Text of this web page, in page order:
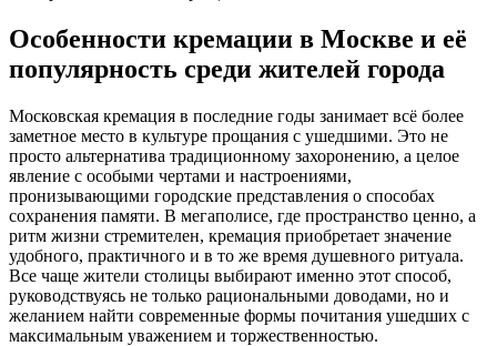
Особенности кремации в Москве и её
популярность среди жителей города
Московская кремация в последние годы занимает всё более
заметное место в культуре прощания с ушедшими. Это не
просто альтернатива традиционному захоронению, а целое
явление с особыми чертами и настроениями,
пронизывающими городские представления о способах
сохранения памяти. В мегаполисе, где пространство ценно, а
ритм жизни стремителен, кремация приобретает значение
удобного, практичного и в то же время душевного ритуала.
Все чаще жители столицы выбирают именно этот способ,
руководствуясь не только рациональными доводами, но и
желанием найти современные формы почитания ушедших с
максимальным уважением и торжественностью.